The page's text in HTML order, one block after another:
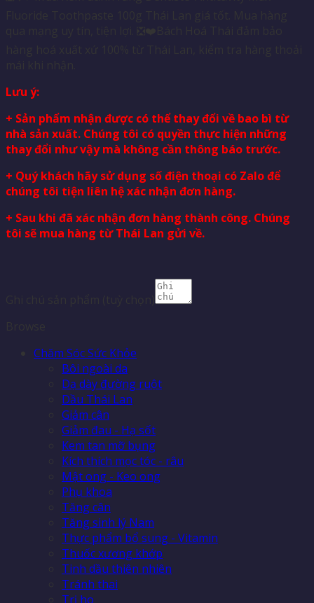
Lưu ý:
+ Sản phẩm nhận được có thể thay đổi về bao bì từ
nhà sản xuất. Chúng tôi có quyền thực hiện những
thay đổi như vậy mà không cần thông báo trước.
+ Quý khách hãy sử dụng số điện thoại có Zalo để
chúng tôi tiện liên hệ xác nhận đơn hàng.
+ Sau khi đã xác nhận đơn hàng thành công. Chúng
tôi sẽ mua hàng từ Thái Lan gửi về.
Chăm Sóc Sức Khỏe
Bôi ngoài da
Dạ dày đường ruột
Dầu Thái Lan
Giảm cân
Giảm đau - Hạ sốt
Kem tan mỡ bụng
Kích thích mọc tóc - râu
Mật ong - Keo ong
Phụ khoa
Tăng cân
Tăng sinh lý Nam
Thực phẩm bổ sung - Vitamin
Thuốc xương khớp
Tinh dầu thiên nhiên
Tránh thai
Trị ho